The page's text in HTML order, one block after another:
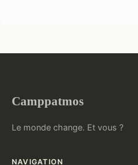
Camppatmos
Le monde change. Et vous ?
NAVIGATION